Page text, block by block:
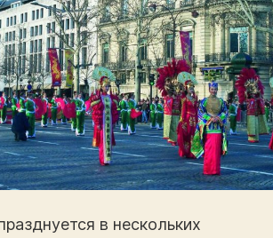
в нескольких